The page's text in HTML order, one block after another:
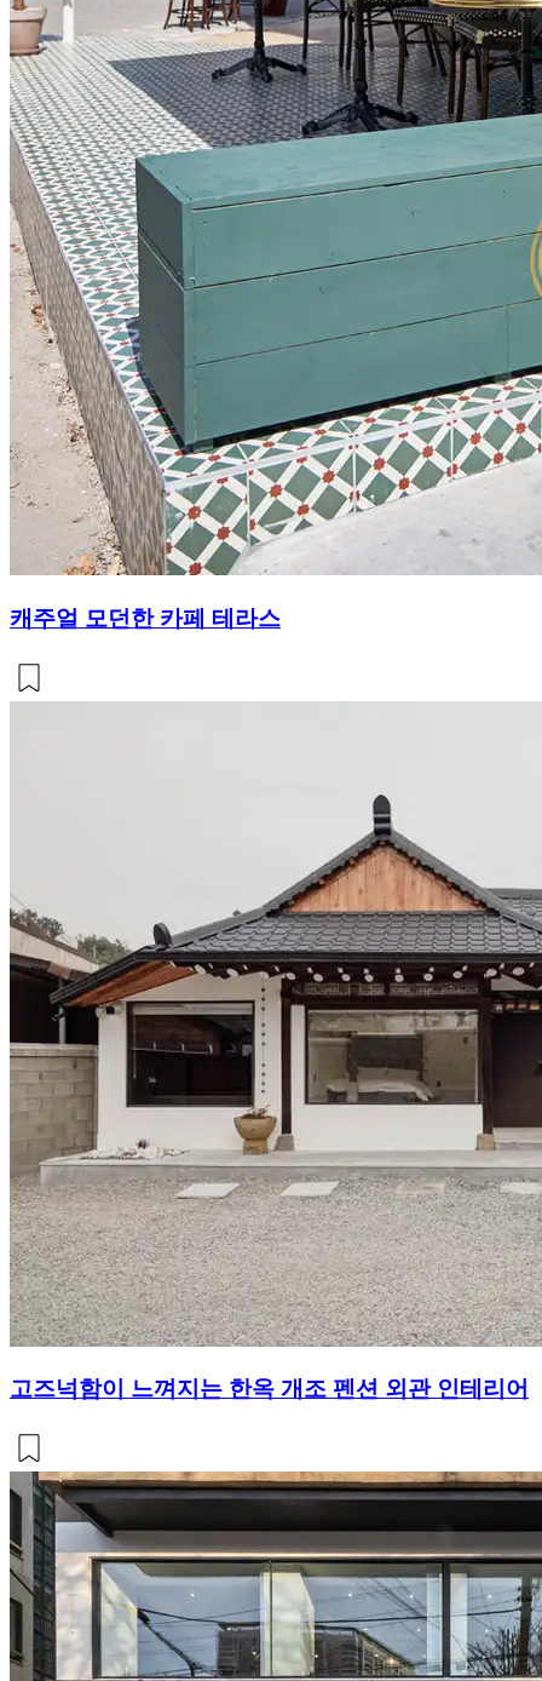
캐주얼 모던한 카페 테라스
고즈넉함이 느껴지는 한옥 개조 펜션 외관 인테리어